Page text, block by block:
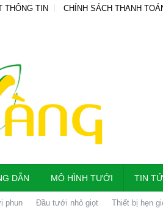
THÔNG TIN CHÍNH SÁCH THANH
DẪN MÔ HÌNH TƯỚI TIN
phun Đầu tưới nhỏ giọt Thiết bị hẹn